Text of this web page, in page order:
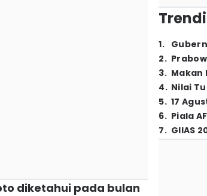
diketahui pada bulan
1.
2.
3. Makan
4. Nilai
5. 17
6. Piala
7. GIIAS